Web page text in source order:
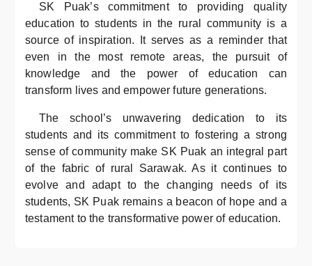
SK Puak’s commitment to providing quality
education to students in the rural community is a
source of inspiration. It serves as a reminder that
even in the most remote areas, the pursuit of
knowledge and the power of education can
transform lives and empower future generations.
The school’s unwavering dedication to its
students and its commitment to fostering a strong
sense of community make SK Puak an integral part
of the fabric of rural Sarawak. As it continues to
evolve and adapt to the changing needs of its
students, SK Puak remains a beacon of hope and a
testament to the transformative power of education.